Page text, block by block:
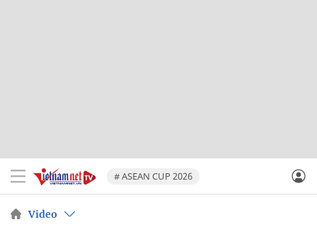
# ASEAN CUP 2026
Video